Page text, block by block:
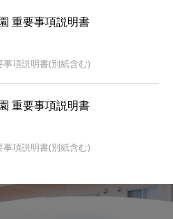
重要事項説明書
事項説明書(別紙含む)
重要事項説明書
事項説明書(別紙含む)